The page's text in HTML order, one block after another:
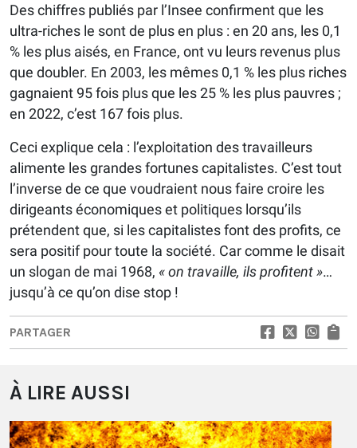
Des chiffres publiés par l’Insee confirment que les
ultra-riches le sont de plus en plus : en 20 ans, les 0,1
% les plus aisés, en France, ont vu leurs revenus plus
que doubler. En 2003, les mêmes 0,1 % les plus riches
gagnaient 95 fois plus que les 25 % les plus pauvres ;
en 2022, c’est 167 fois plus.
Ceci explique cela : l’exploitation des travailleurs
alimente les grandes fortunes capitalistes. C’est tout
l’inverse de ce que voudraient nous faire croire les
dirigeants économiques et politiques lorsqu’ils
prétendent que, si les capitalistes font des profits, ce
sera positif pour toute la société. Car comme le disait
un slogan de mai 1968, « on travaille, ils profitent »…
jusqu’à ce qu’on dise stop !
PARTAGER
À LIRE AUSSI